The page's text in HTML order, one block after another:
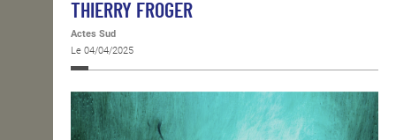
THIERRY FROGER
Actes Sud
Le 04/04/2025